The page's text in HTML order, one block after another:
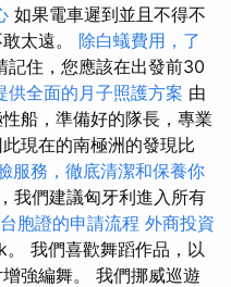
如果電車遲到並且不得不
太遠。 除白蟻費用，了
記住，您應該在出發前30
供全面的月子照護方案 由
船，準備好的隊長，專業
現在的南極洲的發現比
服務，徹底清潔和保養你
我們建議匈牙利進入所有
胞證的申請流程 外商投資
我們喜歡舞蹈作品，以
強編舞。 我們挪威巡遊